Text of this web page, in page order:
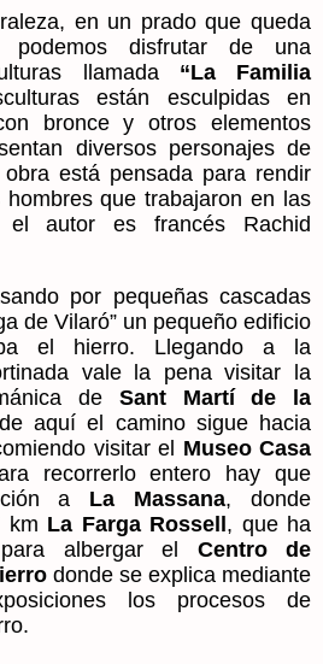
en un prado que queda
podemos disfrutar de una
llamada “La Familia
están esculpidas en
bronce y otros elementos
diversos personajes de
está pensada para rendir
que trabajaron en las
autor es francés Rachid
por pequeñas cascadas
de Vilaró” un pequeño edificio
el hierro. Llegando a la
vale la pena visitar la
de Sant Martí de la
aquí el camino sigue hacia
visitar el Museo Casa
recorrerlo entero hay que
a La Massana, donde
km La Farga Rossell, que ha
albergar el Centro de
donde se explica mediante
los procesos de
.